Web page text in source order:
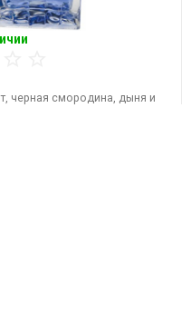
черная смородина, дыня и